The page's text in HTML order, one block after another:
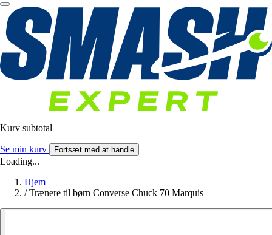
Kurv subtotal
Se min kurv Fortsæt med at handle
Loading...
Hjem
/ Trænere til børn Converse Chuck 70 Marquis